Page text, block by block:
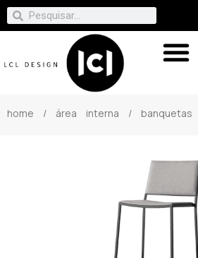
home / área interna / banquetas